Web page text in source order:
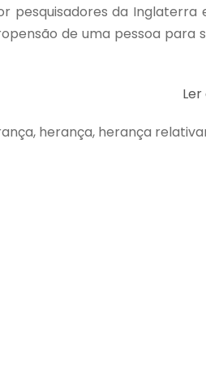
da Inglaterra
de uma pessoa para
herança, herança